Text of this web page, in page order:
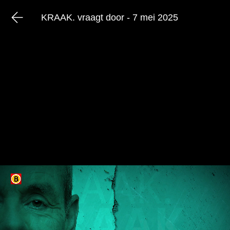
KRAAK. vraagt door - 7 mei 2025